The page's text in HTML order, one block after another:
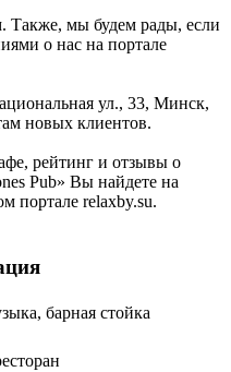
Также, мы будем рады, если
о нас на портале
ул., 33, Минск,
новых клиентов.
рейтинг и отзывы о
Pub» Вы найдете на
портале relaxby.su.
барная стойка